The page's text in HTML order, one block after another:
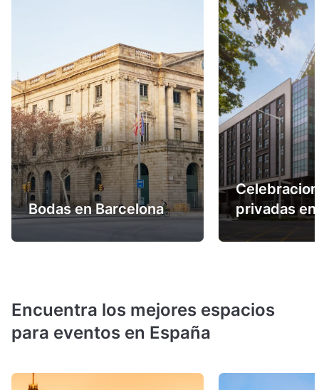
Bodas en Barcelona
privadas
Encuentra los mejores espacios
para eventos en España